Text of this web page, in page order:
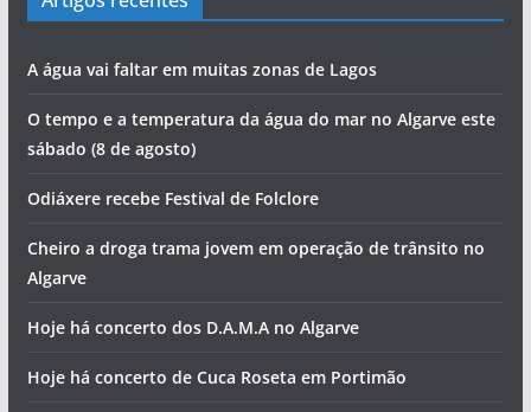
A água vai faltar em muitas zonas de Lagos
O tempo e a temperatura da água do mar no Algarve este
sábado (8 de agosto)
Odiáxere recebe Festival de Folclore
Cheiro a droga trama jovem em operação de trânsito no
Algarve
Hoje há concerto dos D.A.M.A no Algarve
Hoje há concerto de Cuca Roseta em Portimão